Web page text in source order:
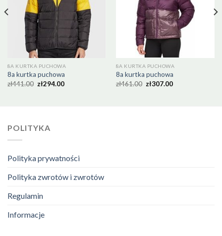
8A KURTKA PUCHOWA
8a kurtka puchowa
zł441.00 zł294.00
8A KURTKA PUCHOWA
8a kurtka puchowa
zł461.00 zł307.00
POLITYKA
Polityka prywatności
Polityka zwrotów i zwrotów
Regulamin
Informacje